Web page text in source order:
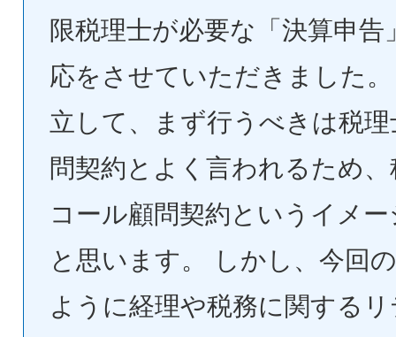
限税理士が必要な「決算申告
応をさせていただきました
立して、まず行うべきは税
問契約とよく言われるため
コール顧問契約というイメ
と思います。 しかし、今回
ように経理や税務に関する